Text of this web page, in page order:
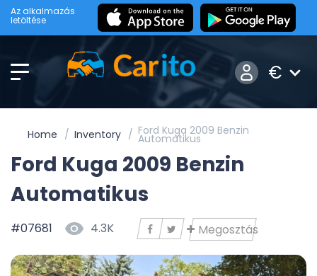
Az alkalmazás
letöltése
€
Home Inventory Ford Kuga 2009 Benzin
Automatikus
Ford Kuga 2009 Benzin
Automatikus
#07681 4.3K Megosztás